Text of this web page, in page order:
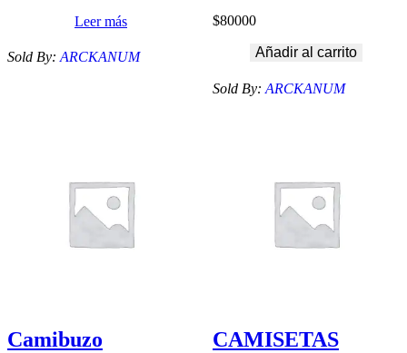
Leer más
Sold By: ARCKANUM
$80000
Añadir al carrito
Sold By: ARCKANUM
Camibuzo
CAMISETAS